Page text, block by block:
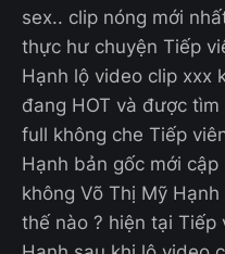
sex.. clip nóng mới
thực hư chuyện Tiếp
Hạnh lộ video clip xxx
đang HOT và được
full không che Tiếp
Hạnh bản gốc mới
không Võ Thị Mỹ
thế nào ? hiện tại Tiếp